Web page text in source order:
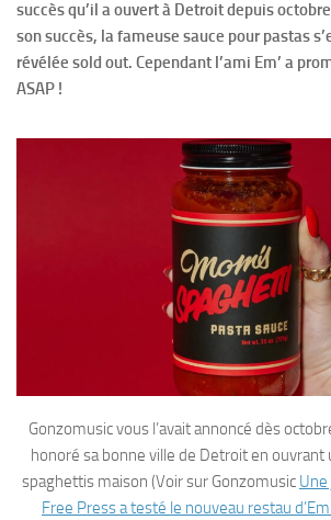
succès qu’il a ouvert à Detroit depuis
son succès, la fameuse sauce pour pastas
révélée sold out. Cependant l’ami Em’ a
ASAP !
Gonzomusic vous l’avait annoncé dès
honoré sa bonne ville de Detroit en ouvrant
spaghettis maison (Voir sur Gonzomusic
Free Press a testé le nouveau restau